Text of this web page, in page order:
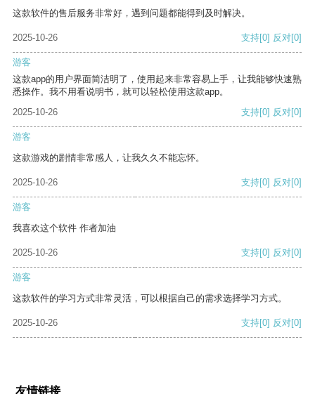
这款软件的售后服务非常好，遇到问题都能得到及时解决。
2025-10-26 支持[0] 反对[0]
游客
这款app的用户界面简洁明了，使用起来非常容易上手，让我能够快速熟
悉操作。我不用看说明书，就可以轻松使用这款app。
2025-10-26
支持[0] 反对[0]
游客
这款游戏的剧情非常感人，让我久久不能忘怀。
2025-10-26 支持[0] 反对[0]
游客
我喜欢这个软件 作者加油
2025-10-26 支持[0] 反对[0]
游客
这款软件的学习方式非常灵活，可以根据自己的需求选择学习方式。
2025-10-26 支持[0] 反对[0]
友情链接